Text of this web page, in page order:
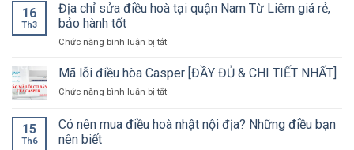
16
Th3
Địa chỉ sửa điều hoà tại quận Nam Từ Liêm giá rẻ,
bảo hành tốt
Chức năng bình luận bị tắtở
chỉ
sửa
điều
tại
Mã lỗi điều hòa Casper [ĐẦY ĐỦ & CHI TIẾT NHẤT]
Chức năng bình luận bị tắtở
lỗi
điều
15
Th6
Có nên mua điều hoà nhật nội địa? Những điều bạn
nên biết